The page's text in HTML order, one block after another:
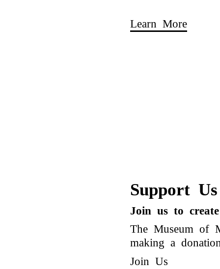
Learn More
Support Us
Join us to
The Museum of
making a
Join Us